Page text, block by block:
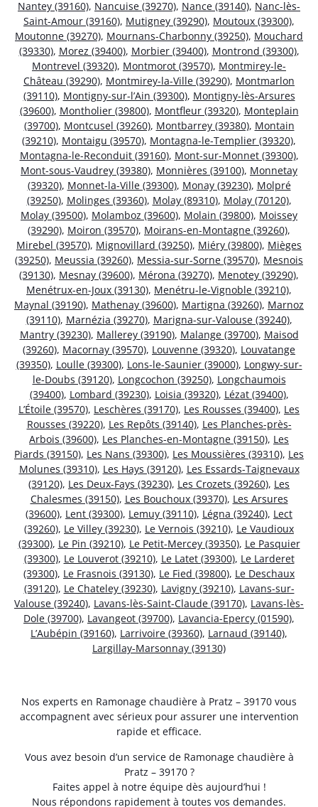
Nantey (39160), Nancuise (39270), Nance (39140), Nanc-lès-
Saint-Amour (39160), Mutigney (39290), Moutoux (39300),
Moutonne (39270), Mournans-Charbonny (39250), Mouchard
(39330), Morez (39400), Morbier (39400), Montrond (39300),
Montrevel (39320), Montmorot (39570), Montmirey-le-
Château (39290), Montmirey-la-Ville (39290), Montmarlon
(39110), Montigny-sur-l’Ain (39300), Montigny-lès-Arsures
(39600), Montholier (39800), Montfleur (39320), Monteplain
(39700), Montcusel (39260), Montbarrey (39380), Montain
(39210), Montaigu (39570), Montagna-le-Templier (39320),
Montagna-le-Reconduit (39160), Mont-sur-Monnet (39300),
Mont-sous-Vaudrey (39380), Monnières (39100), Monnetay
(39320), Monnet-la-Ville (39300), Monay (39230), Molpré
(39250), Molinges (39360), Molay (89310), Molay (70120),
Molay (39500), Molamboz (39600), Molain (39800), Moissey
(39290), Moiron (39570), Moirans-en-Montagne (39260),
Mirebel (39570), Mignovillard (39250), Miéry (39800), Mièges
(39250), Meussia (39260), Messia-sur-Sorne (39570), Mesnois
(39130), Mesnay (39600), Mérona (39270), Menotey (39290),
Menétrux-en-Joux (39130), Menétru-le-Vignoble (39210),
Maynal (39190), Mathenay (39600), Martigna (39260), Marnoz
(39110), Marnézia (39270), Marigna-sur-Valouse (39240),
Mantry (39230), Mallerey (39190), Malange (39700), Maisod
(39260), Macornay (39570), Louvenne (39320), Louvatange
(39350), Loulle (39300), Lons-le-Saunier (39000), Longwy-sur-
le-Doubs (39120), Longcochon (39250), Longchaumois
(39400), Lombard (39230), Loisia (39320), Lézat (39400),
L’Étoile (39570), Leschères (39170), Les Rousses (39400), Les
Rousses (39220), Les Repôts (39140), Les Planches-près-
Arbois (39600), Les Planches-en-Montagne (39150), Les
Piards (39150), Les Nans (39300), Les Moussières (39310), Les
Molunes (39310), Les Hays (39120), Les Essards-Taignevaux
(39120), Les Deux-Fays (39230), Les Crozets (39260), Les
Chalesmes (39150), Les Bouchoux (39370), Les Arsures
(39600), Lent (39300), Lemuy (39110), Légna (39240), Lect
(39260), Le Villey (39230), Le Vernois (39210), Le Vaudioux
(39300), Le Pin (39210), Le Petit-Mercey (39350), Le Pasquier
(39300), Le Louverot (39210), Le Latet (39300), Le Larderet
(39300), Le Frasnois (39130), Le Fied (39800), Le Deschaux
(39120), Le Chateley (39230), Lavigny (39210), Lavans-sur-
Valouse (39240), Lavans-lès-Saint-Claude (39170), Lavans-lès-
Dole (39700), Lavangeot (39700), Lavancia-Epercy (01590),
L’Aubépin (39160), Larrivoire (39360), Larnaud (39140),
Largillay-Marsonnay (39130)
Nos experts en Ramonage chaudière à Pratz – 39170 vous
accompagnent avec sérieux pour assurer une intervention
rapide et efficace.
Vous avez besoin d’un service de Ramonage chaudière à
Pratz – 39170 ?
Faites appel à notre équipe dès aujourd’hui !
Nous répondons rapidement à toutes vos demandes.